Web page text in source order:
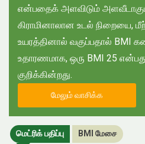
என்பதைக் அளவிடும்
கிராமினாலான உடல் நிறையை,
உயரத்தினால் வகுப்பதால் BMI
உதாரணமாக, ஒரு BMI 25
குறிக்கின்றது.
மேலும் வாசிக்க
மெட்ரிக் பதிப்பு BMI மேசை